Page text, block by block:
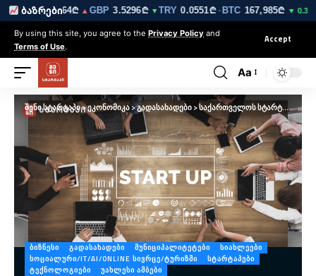
ბაზრები
▼EUR3.0264₾▲GBP3.5296₾▼TRY0.0551₾·BTC167,985₾▼ 0.3%
By using this site, you agree to the Privacy Policy and
Terms of Use.
Accept
Aa
შენი სტარტაპი>ეკონომიკა>გადასახადები>საქართველოს სტარტაპებისთვის ნულოვანი საგადასახადო რეჟიმი იმოქმედებს
ᲑᲘᲖᲜᲔᲡᲘ ᲒᲐᲓᲐᲡᲐᲮᲐᲓᲔᲑᲘ ᲛᲣᲜᲘᲪᲘᲞᲐᲚᲘᲢᲔᲢᲔᲑᲘ
ᲡᲘᲐᲮᲚᲔᲔᲑᲘ
ᲡᲝᲪᲘᲐᲚᲣᲠᲘ/IT/AI/ONLINE ᲡᲘᲕᲠᲪᲔ/ᲢᲣᲠᲘᲖᲛᲘ
ᲡᲢᲐᲠᲢᲐᲞᲔᲑᲘ
ᲢᲔᲥᲜᲝᲚᲝᲒᲘᲔᲑᲘ
ᲣᲐᲮᲚᲔᲡᲘ ᲐᲛᲑᲔᲑᲘ